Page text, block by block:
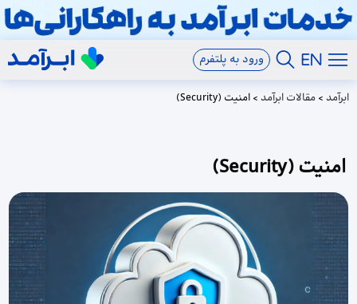
ورود به پلتفرم
ابرآمد > مقالات ابرآمد > امنیت (Security)
امنیت (Security)